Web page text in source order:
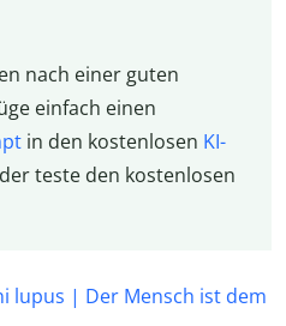
nach einer guten
einfach einen
in den kostenlosen KI-
teste den kostenlosen
lupus | Der Mensch ist dem